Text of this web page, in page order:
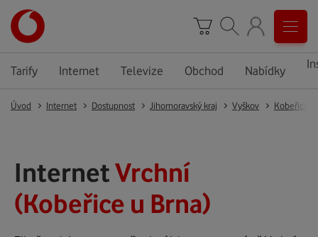
Tarify Internet Televize Obchod Nabídky
Úvod Internet Dostupnost Jihomoravský kraj Vyškov Kobeřice u
InternetVrchní
(Kobeřice u Brna)